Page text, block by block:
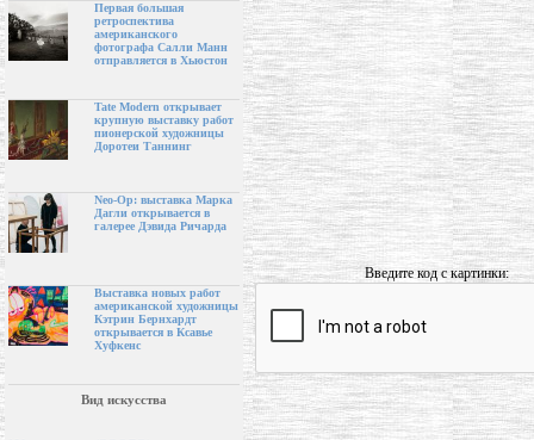
Первая большая
ретроспектива
американского
фотографа Салли Манн
отправляется в Хьюстон
Tate Modern открывает
крупную выставку работ
пионерской художницы
Доротеи Таннинг
Neo-Op: выставка Марка
Дагли открывается в
галерее Дэвида Ричарда
Выставка новых работ
американской художницы
Кэтрин Бернхардт
открывается в Ксавье
Хуфкенс
Вид искусства
Введите код с картинки: